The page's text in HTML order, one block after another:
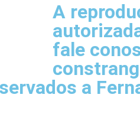
A
fale
a